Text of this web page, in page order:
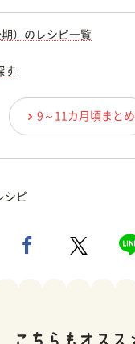
）のレシピ一覧
す
9～11カ月頃まとめ
シピ